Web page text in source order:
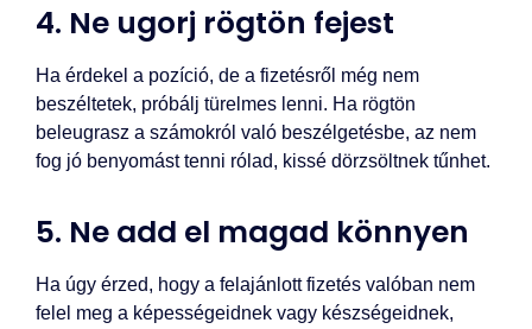
4. Ne ugorj rögtön fejest
Ha érdekel a pozíció, de a fizetésről még nem
beszéltetek, próbálj türelmes lenni. Ha rögtön
beleugrasz a számokról való beszélgetésbe, az nem
fog jó benyomást tenni rólad, kissé dörzsöltnek tűnhet.
5. Ne add el magad könnyen
Ha úgy érzed, hogy a felajánlott fizetés valóban nem
felel meg a képességeidnek vagy készségeidnek,